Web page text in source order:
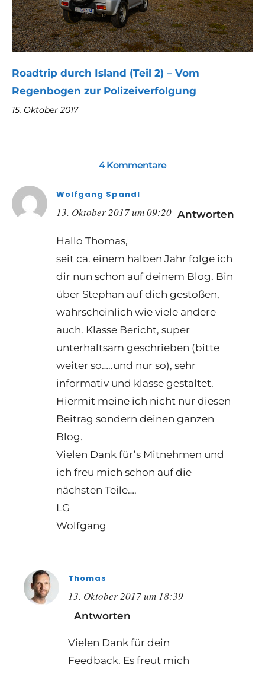
Roadtrip durch Island (Teil 2) – Vom
Regenbogen zur Polizeiverfolgung
15. Oktober 2017
4 Kommentare
Wolfgang Spandl
13. Oktober 2017 um 09:20 Antworten
Hallo Thomas,
seit ca. einem halben Jahr folge ich
dir nun schon auf deinem Blog. Bin
über Stephan auf dich gestoßen,
wahrscheinlich wie viele andere
auch. Klasse Bericht, super
unterhaltsam geschrieben (bitte
weiter so…..und nur so), sehr
informativ und klasse gestaltet.
Hiermit meine ich nicht nur diesen
Beitrag sondern deinen ganzen
Blog.
Vielen Dank für’s Mitnehmen und
ich freu mich schon auf die
nächsten Teile….
LG
Wolfgang
Thomas
13. Oktober 2017 um 18:39
Antworten
Vielen Dank für dein
Feedback. Es freut mich